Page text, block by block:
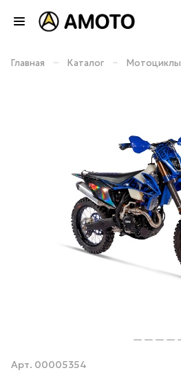
Главная – Каталог – Мотоциклы
Арт. 00005354